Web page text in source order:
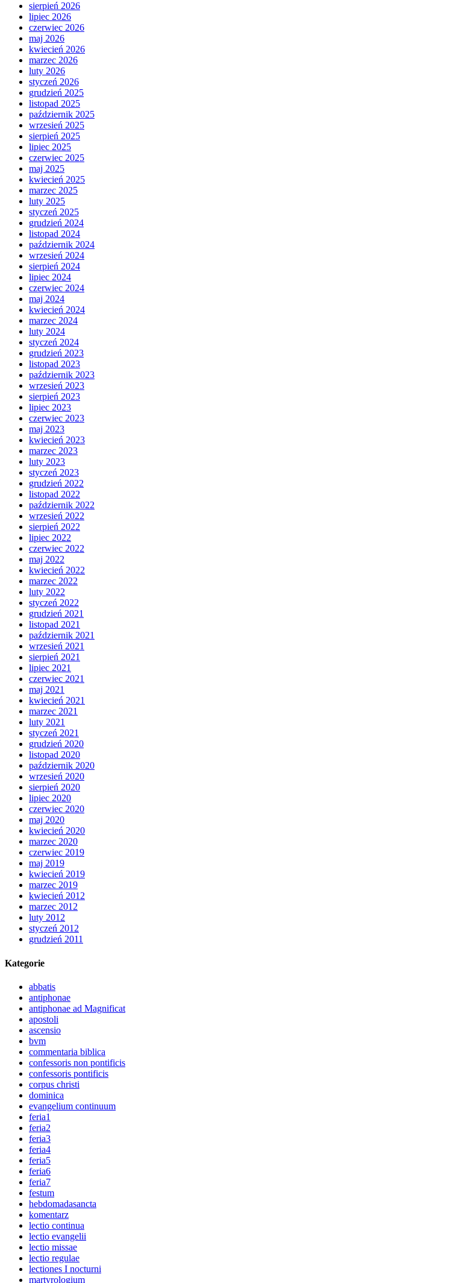
sierpień 2026
lipiec 2026
czerwiec 2026
maj 2026
kwiecień 2026
marzec 2026
luty 2026
styczeń 2026
grudzień 2025
listopad 2025
październik 2025
wrzesień 2025
sierpień 2025
lipiec 2025
czerwiec 2025
maj 2025
kwiecień 2025
marzec 2025
luty 2025
styczeń 2025
grudzień 2024
listopad 2024
październik 2024
wrzesień 2024
sierpień 2024
lipiec 2024
czerwiec 2024
maj 2024
kwiecień 2024
marzec 2024
luty 2024
styczeń 2024
grudzień 2023
listopad 2023
październik 2023
wrzesień 2023
sierpień 2023
lipiec 2023
czerwiec 2023
maj 2023
kwiecień 2023
marzec 2023
luty 2023
styczeń 2023
grudzień 2022
listopad 2022
październik 2022
wrzesień 2022
sierpień 2022
lipiec 2022
czerwiec 2022
maj 2022
kwiecień 2022
marzec 2022
luty 2022
styczeń 2022
grudzień 2021
listopad 2021
październik 2021
wrzesień 2021
sierpień 2021
lipiec 2021
czerwiec 2021
maj 2021
kwiecień 2021
marzec 2021
luty 2021
styczeń 2021
grudzień 2020
listopad 2020
październik 2020
wrzesień 2020
sierpień 2020
lipiec 2020
czerwiec 2020
maj 2020
kwiecień 2020
marzec 2020
czerwiec 2019
maj 2019
kwiecień 2019
marzec 2019
kwiecień 2012
marzec 2012
luty 2012
styczeń 2012
grudzień 2011
Kategorie
abbatis
antiphonae
antiphonae ad Magnificat
apostoli
ascensio
bvm
commentaria biblica
confessoris non pontificis
confessoris pontificis
corpus christi
dominica
evangelium continuum
feria1
feria2
feria3
feria4
feria5
feria6
feria7
festum
hebdomadasancta
komentarz
lectio continua
lectio evangelii
lectio missae
lectio regulae
lectiones I nocturni
martyrologium